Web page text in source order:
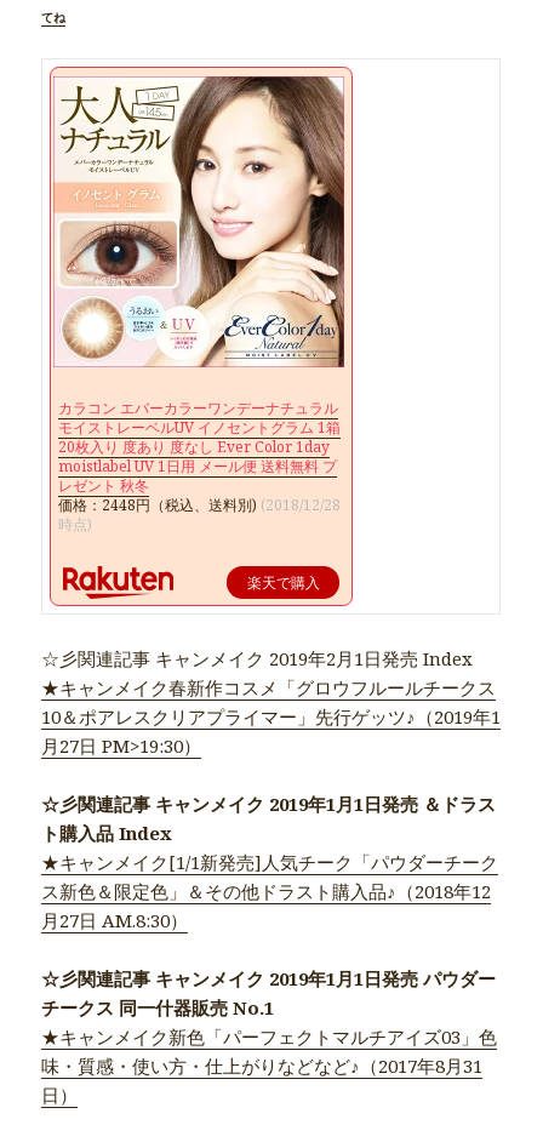
てね
カラコン エバーカラーワンデーナチュラル
モイストレーベルUV イノセントグラム 1箱
20枚入り 度あり 度なし Ever Color 1day
moistlabel UV 1日用 メール便 送料無料 プ
レゼント 秋冬
価格：2448円（税込、送料別) (2018/12/28
時点)
楽天で購入
☆彡関連記事 キャンメイク 2019年2月1日発売 Index
★キャンメイク春新作コスメ「グロウフルールチークス
10＆ポアレスクリアプライマー」先行ゲッツ♪（2019年1
月27日 PM>19:30）
☆彡関連記事 キャンメイク 2019年1月1日発売 ＆ドラス
ト購入品 Index
★キャンメイク[1/1新発売]人気チーク「パウダーチーク
ス新色＆限定色」＆その他ドラスト購入品♪（2018年12
月27日 AM.8:30）
☆彡関連記事 キャンメイク 2019年1月1日発売 パウダー
チークス 同一什器販売 No.1
★キャンメイク新色「パーフェクトマルチアイズ03」色
味・質感・使い方・仕上がりなどなど♪（2017年8月31
日）